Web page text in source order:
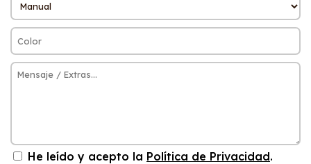
He leído y acepto la Política de Privacidad.